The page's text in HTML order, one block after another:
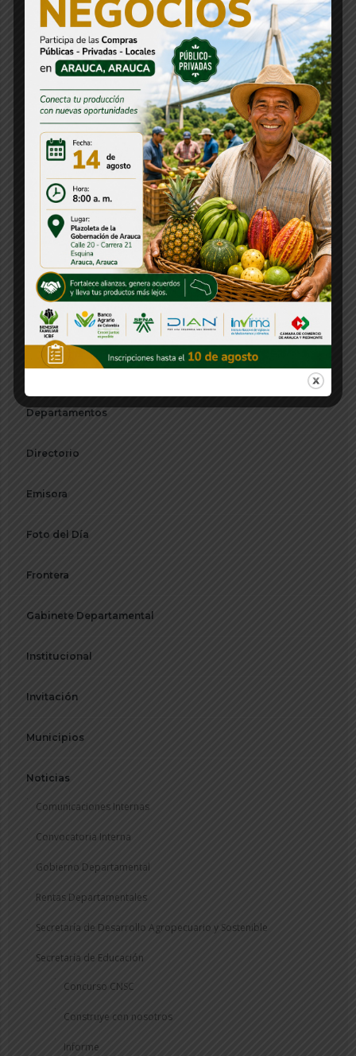
Audios y Multimedia
Banco de Proyectos
Boletín
Citación
Comunicado de Prensa
Concurso
Concurso CNSC
Consejos Departamentales
Convocatorias
Decreto
Departamentos
Directorio
Emisora
Foto del Día
Frontera
Gabinete Departamental
Institucional
Invitación
Municipios
Noticias
Comunicaciones Internas
Convocatoria Interna
Gobierno Departamental
Rentas Departamentales
Secretaría de Desarrollo Agropecuario y Sostenible
Secretaría de Educación
Concurso CNSC
Construye con nosotros
Informe